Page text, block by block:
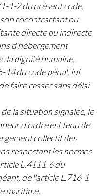
1-2 du présent code,
cocontractant ou
directe ou indirecte
d'hébergement
la dignité humaine,
14 du code pénal, lui
faire cesser sans délai
la situation signalée, le
d'ordre est tenu de
collectif des
respectant les normes
L.4111-6 du
de l'article L.716-1
maritime.